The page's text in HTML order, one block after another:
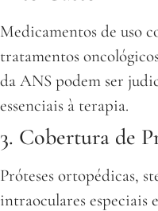
Medicamentos de uso
tratamentos
da ANS podem ser
essenciais à terapia.
3. Cobertura de
Próteses ortopédicas,
intraoculares especiais